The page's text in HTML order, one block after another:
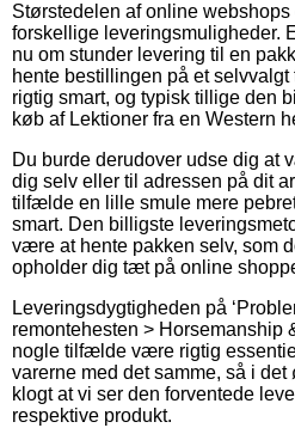
Størstedelen af online
forskellige leveringsmuligheder.
nu om stunder levering til en
hente bestillingen på et
rigtig smart, og typisk tillige den
køb af Lektioner fra en Western
Du burde derudover udse dig at
dig selv eller til adressen på dit
tilfælde en lille smule mere
smart. Den billigste
være at hente pakken selv, som
opholder dig tæt på online
Leveringsdygtigheden på
remontehesten > Horsemanship
nogle tilfælde være rigtig
varerne med det samme, så i
klogt at vi ser den forventede
respektive produkt.